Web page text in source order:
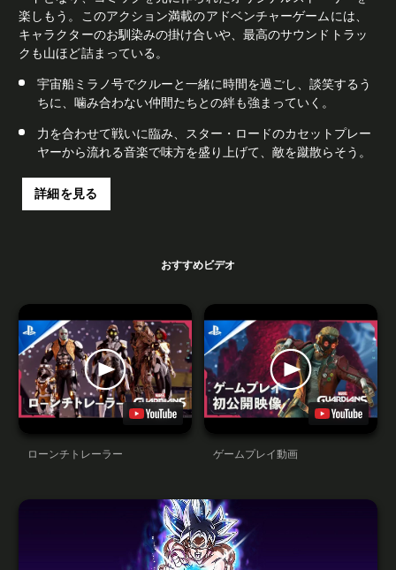
楽しもう。このアクション満載のアドベンチャーゲームには、
キャラクターのお馴染みの掛け合いや、最高のサウンドトラッ
クも山ほど詰まっている。
宇宙船ミラノ号でクルーと一緒に時間を過ごし、談笑するう
ちに、噛み合わない仲間たちとの絆も強まっていく。
力を合わせて戦いに臨み、スター・ロードのカセットプレー
ヤーから流れる音楽で味方を盛り上げて、敵を蹴散らそう。
詳細を見る
おすすめビデオ
ローンチトレーラー ゲームプレイ動画